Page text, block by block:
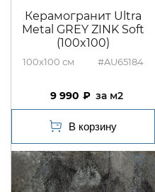
Керамогранит Ultra
Metal GREY ZINK Soft
(100x100)
100x100 #AU65184
9 990 м2